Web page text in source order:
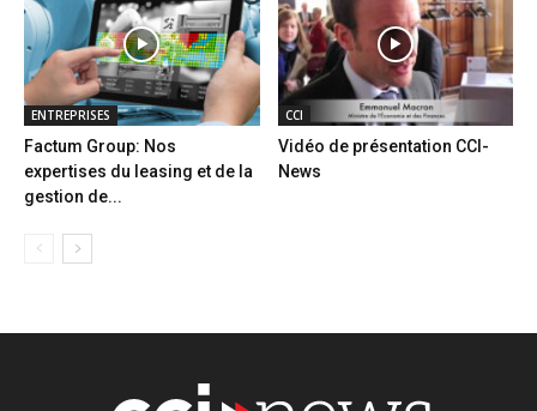
ENTREPRISES
Factum Group: Nos
expertises du leasing et de la
gestion de...
CCI
Vidéo de présentation CCI-
News